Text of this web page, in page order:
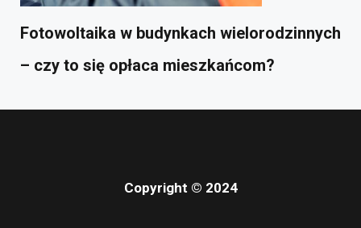
Fotowoltaika w budynkach wielorodzinnych
– czy to się opłaca mieszkańcom?
Copyright © 2024